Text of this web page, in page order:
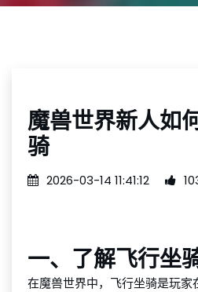
魔兽世界新人如
骑
2026-03-14 11:41:12
一、了解飞行坐
在魔兽世界中，飞行坐骑是玩家